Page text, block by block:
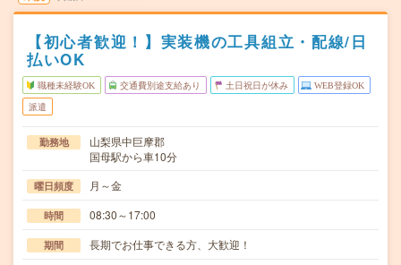
【初心者歓迎！】実装機の工具組立・配線/日
払いOK
職種未経験OK 交通費別途支給あり 土日祝日が休み WEB登録OK
派遣
勤務地
山梨県中巨摩郡
国母駅から車10分
曜日頻度 月～金
時間 08:30～17:00
期間 長期でお仕事できる方、大歓迎！